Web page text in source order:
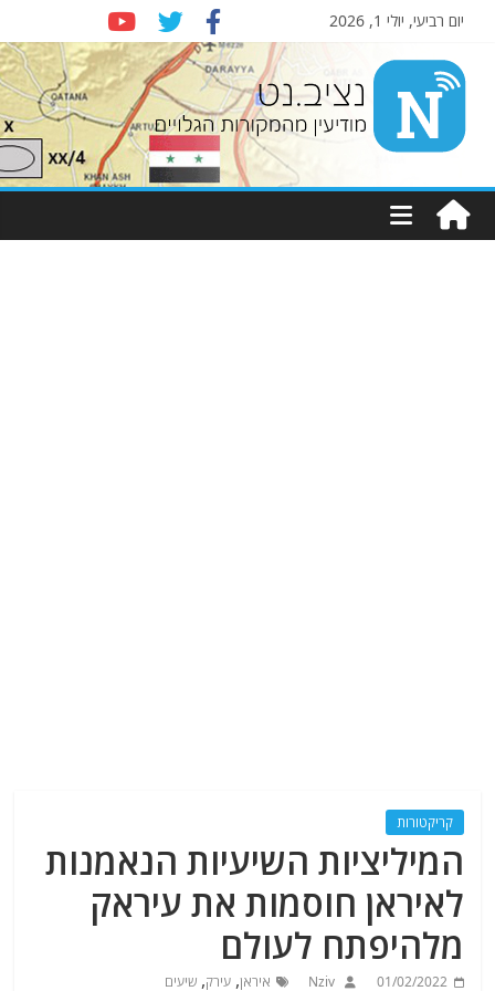
יום רביעי, יולי 1, 2026
Nziv.net
מודיעין
מהמקורות
קריקטורות
המיליציות השיעיות הנאמנות
לאיראן חוסמות את עיראק
מלהיפתח לעולם
01/02/2022
Nziv איראן,עירק,שיעים